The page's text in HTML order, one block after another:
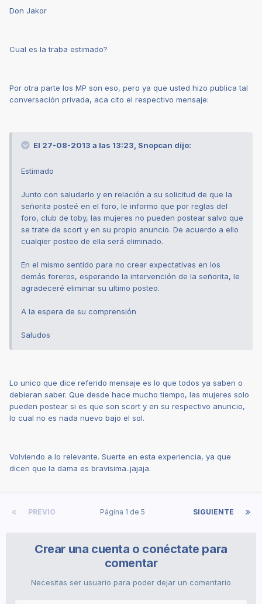
Don Jakor
Cual es la traba estimado?
Por otra parte los MP son eso, pero ya que usted hizo publica tal
conversación privada, aca cito el respectivo mensaje:
El 27-08-2013 a las 13:23, Snopcan dijo:
Estimado
Junto con saludarlo y en relación a su solicitud de que la
señorita posteé en el foro, le informo que por reglas del
foro, club de toby, las mujeres no pueden postear salvo que
se trate de scort y en su propio anuncio. De acuerdo a ello
cualqier posteo de ella será eliminado.
En el mismo sentido para no crear expectativas en los
demás foreros, esperando la intervención de la señorita, le
agradeceré eliminar su ultimo posteo.
A la espera de su comprensión
Saludos
Lo unico que dice referido mensaje es lo que todos ya saben o
debieran saber. Que desde hace mucho tiempo, las mujeres solo
pueden postear si es que son scort y en su respectivo anuncio,
lo cual no es nada nuevo bajo el sol.
Volviendo a lo relevante. Suerte en esta experiencia, ya que
dicen que la dama es bravisima..jajaja.
PREVIO SIGUIENTE
Página 1 de 5
Crear una cuenta o conéctate para
comentar
Necesitas ser usuario para poder dejar un comentario